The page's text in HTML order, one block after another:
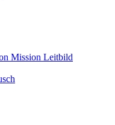
Mission Leitbild